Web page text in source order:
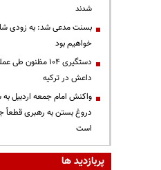
شدند
بسنت مدعی شد: به زودی
خواهیم بود
دستگیری ۱۰۴ مظنون
داعش در ترکیه
واکنش امام جمعه اردبیل به
دروغ بستن به رهبری قطعاً
است
پربازدید ها